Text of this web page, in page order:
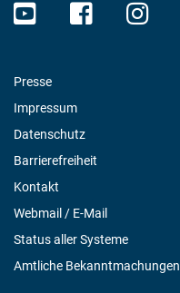
Presse
Impressum
Datenschutz
Barrierefreiheit
Kontakt
Webmail / E-Mail
Status aller Systeme
Amtliche Bekanntmachungen